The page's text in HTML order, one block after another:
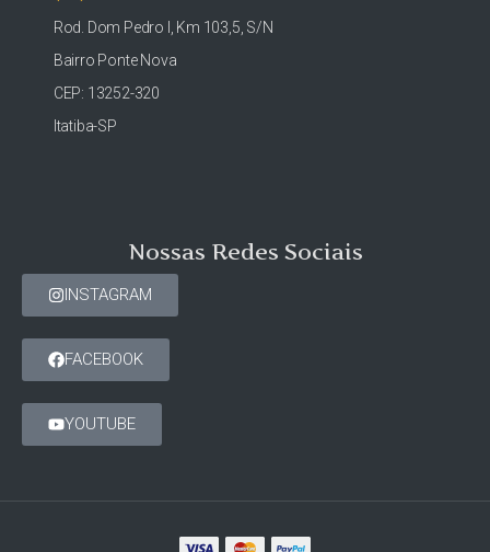
Rod. Dom Pedro I, Km 103,5, S/N
Bairro Ponte Nova
CEP: 13252-320
Itatiba-SP
Nossas Redes Sociais
INSTAGRAM
FACEBOOK
YOUTUBE